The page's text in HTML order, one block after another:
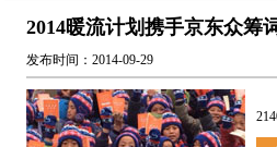
2014暖流计划携手京东众筹
发布时间：2014-09-29